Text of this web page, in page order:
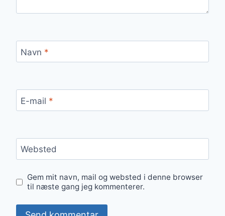
Navn *
E-mail *
Websted
Gem mit navn, mail og websted i denne browser
til næste gang jeg kommenterer.